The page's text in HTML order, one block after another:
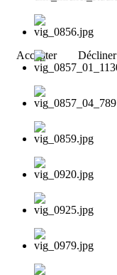
Accepter Décliner